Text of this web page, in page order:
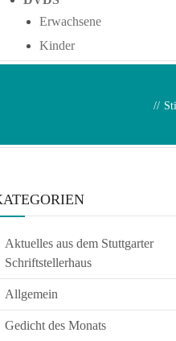
Erwachsene
Kinder
//
Aktuelles aus dem Stuttgarter
Schriftstellerhaus
Allgemein
Gedicht des Monats